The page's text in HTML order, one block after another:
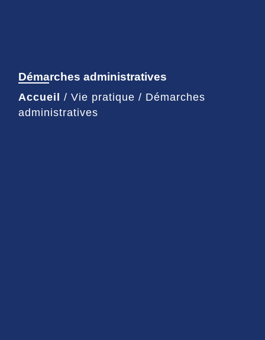
Démarches administratives
Accueil / Vie pratique / Démarches
administratives